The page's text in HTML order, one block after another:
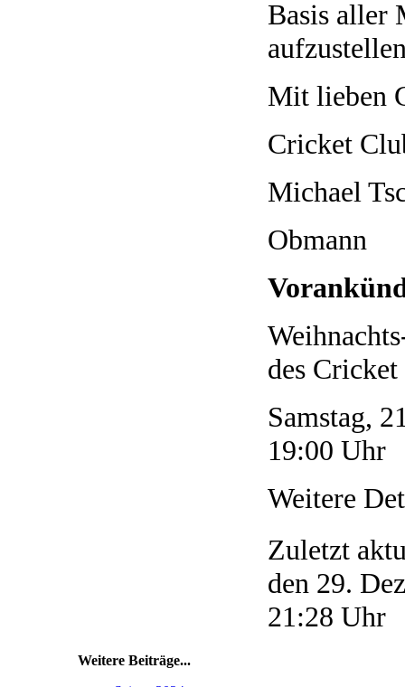
Basis aller
Mit lieben
Cricket
Michael
Obmann
des
Samstag,
19:00 Uhr
Weitere
Zuletzt
den 29.
21:28 Uhr
Weitere Beiträge...